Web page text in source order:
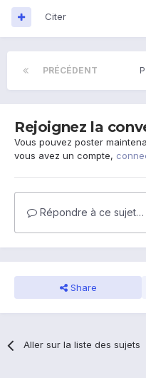
Citer
PRÉCÉDENT
Rejoignez la
Vous pouvez poster
vous avez un compte,
Répondre à ce sujet…
Share
Aller sur la liste des sujets